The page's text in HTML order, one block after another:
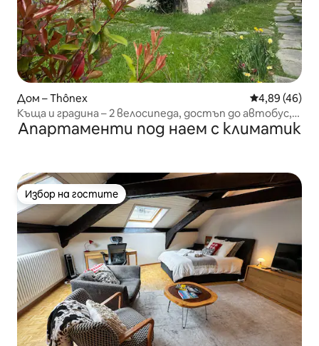
Дом – Thônex Средна
4,89 (46)
Къща и градина – 2 велосипеда, достъп до автобус,
трамвай, CEVA
Апартаменти под наем с климатик
Избор на гостите
Избор на гостите